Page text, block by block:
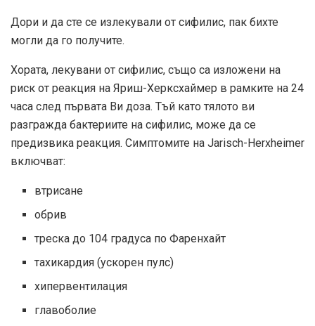
Дори и да сте се излекували от сифилис, пак бихте
могли да го получите.
Хората, лекувани от сифилис, също са изложени на
риск от реакция на Яриш-Херксхаймер в рамките на 24
часа след първата Ви доза. Тъй като тялото ви
разгражда бактериите на сифилис, може да се
предизвика реакция. Симптомите на Jarisch-Herxheimer
включват:
втрисане
обрив
треска до 104 градуса по Фаренхайт
тахикардия (ускорен пулс)
хипервентилация
главоболие